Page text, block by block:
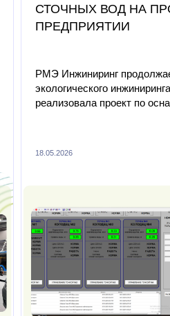
СТОЧНЫХ ВОД НА
ПРЕДПРИЯТИИ
РМЭ Инжиниринг
экологического
реализовала проект по
18.05.2026